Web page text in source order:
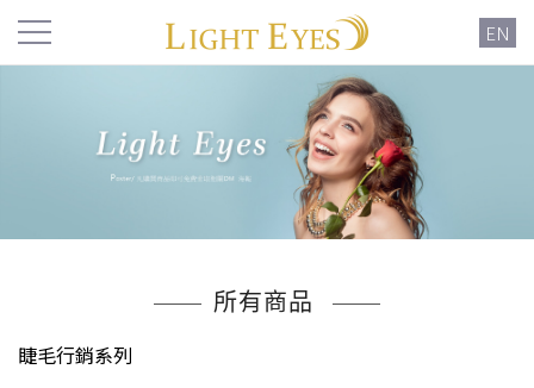
EN
所有商品
睫毛行銷系列